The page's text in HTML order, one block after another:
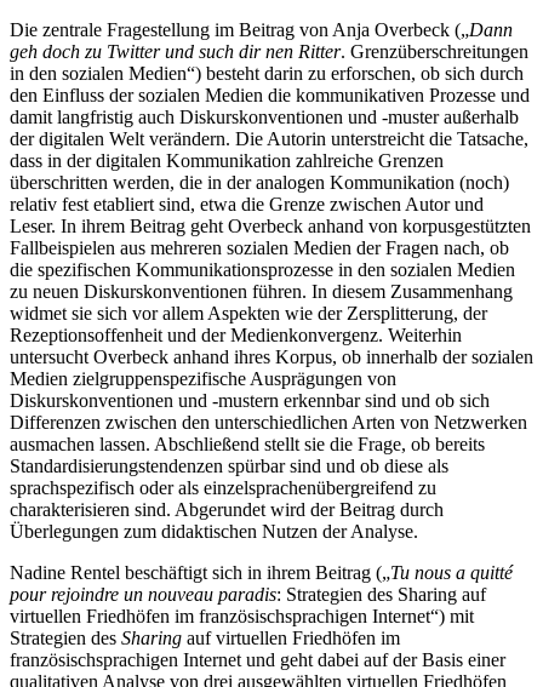
Die zentrale Fragestellung im Beitrag von Anja Overbeck („Dann
geh doch zu Twitter und such dir nen Ritter. Grenzüberschreitungen
in den sozialen Medien“) besteht darin zu erforschen, ob sich durch
den Einfluss der sozialen Medien die kommunikativen Prozesse und
damit langfristig auch Diskurskonventionen und -muster außerhalb
der digitalen Welt verändern. Die Autorin unterstreicht die Tatsache,
dass in der digitalen Kommunikation zahlreiche Grenzen
überschritten werden, die in der analogen Kommunikation (noch)
relativ fest etabliert sind, etwa die Grenze zwischen Autor und
Leser. In ihrem Beitrag geht Overbeck anhand von korpusgestützten
Fallbeispielen aus mehreren sozialen Medien der Fragen nach, ob
die spezifischen Kommunikationsprozesse in den sozialen Medien
zu neuen Diskurskonventionen führen. In diesem Zusammenhang
widmet sie sich vor allem Aspekten wie der Zersplitterung, der
Rezeptionsoffenheit und der Medienkonvergenz. Weiterhin
untersucht Overbeck anhand ihres Korpus, ob innerhalb der sozialen
Medien zielgruppenspezifische Ausprägungen von
Diskurskonventionen und -mustern erkennbar sind und ob sich
Differenzen zwischen den unterschiedlichen Arten von Netzwerken
ausmachen lassen. Abschließend stellt sie die Frage, ob bereits
Standardisierungstendenzen spürbar sind und ob diese als
sprachspezifisch oder als einzelsprachenübergreifend zu
charakterisieren sind. Abgerundet wird der Beitrag durch
Überlegungen zum didaktischen Nutzen der Analyse.
Nadine Rentel beschäftigt sich in ihrem Beitrag („Tu nous a quitté
pour rejoindre un nouveau paradis: Strategien des Sharing auf
virtuellen Friedhöfen im französischsprachigen Internet“) mit
Strategien des Sharing auf virtuellen Friedhöfen im
französischsprachigen Internet und geht dabei auf der Basis einer
qualitativen Analyse von drei ausgewählten virtuellen Friedhöfen